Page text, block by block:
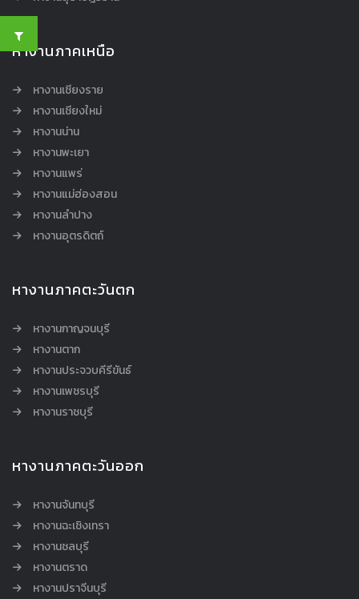
หางานภาคเหนือ
หางานเชียงราย
หางานเชียงใหม่
หางานน่าน
หางานพะเยา
หางานแพร่
หางานแม่ฮ่องสอน
หางานลำปาง
หางานอุตรดิตถ์
หางานภาคตะวันตก
หางานกาญจนบุรี
หางานตาก
หางานประจวบคีรีขันธ์
หางานเพชรบุรี
หางานราชบุรี
หางานภาคตะวันออก
หางานจันทบุรี
หางานฉะเชิงเทรา
หางานชลบุรี
หางานตราด
หางานปราจีนบุรี